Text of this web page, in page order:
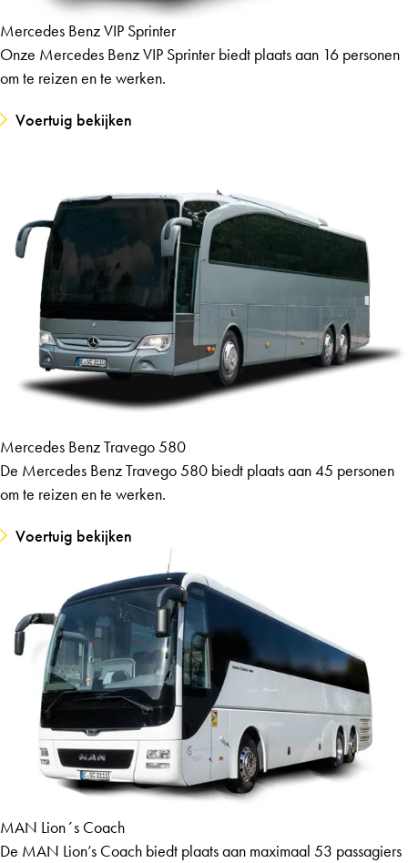
Mercedes Benz VIP Sprinter
Onze Mercedes Benz VIP Sprinter biedt plaats aan 16 personen
om te reizen en te werken.
Voertuig bekijken
Mercedes Benz Travego 580
De Mercedes Benz Travego 580 biedt plaats aan 45 personen
om te reizen en te werken.
Voertuig bekijken
MAN Lion´s Coach
De MAN Lion’s Coach biedt plaats aan maximaal 53 passagiers